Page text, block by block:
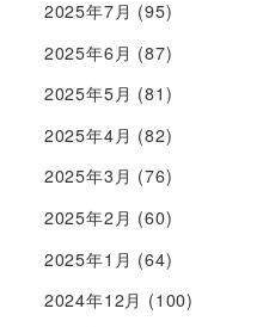
2025年7月 (95)
2025年6月 (87)
2025年5月 (81)
2025年4月 (82)
2025年3月 (76)
2025年2月 (60)
2025年1月 (64)
2024年12月 (100)